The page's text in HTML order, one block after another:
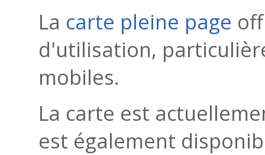
La carte pleine page
d'utilisation,
mobiles.
La carte est
est également